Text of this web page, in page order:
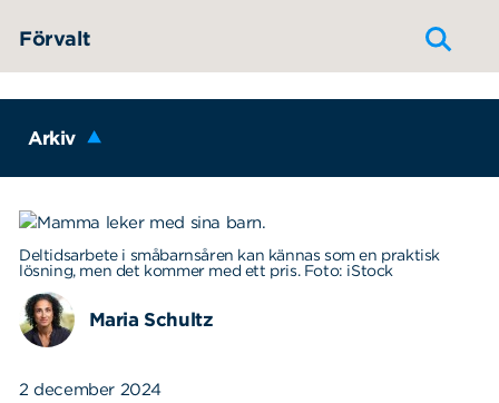
Förvalt
Arkiv
Deltidsarbete i småbarnsåren kan kännas som en praktisk
lösning, men det kommer med ett pris. Foto: iStock
Maria Schultz
2 december 2024